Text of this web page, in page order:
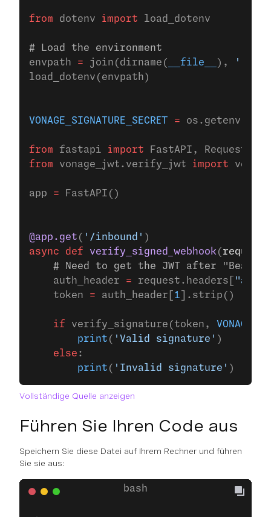
from dotenv import load_dotenv
# Load the environment
envpath = join(dirname( __file__ ),
'../
load_dotenv(envpath)
VONAGE_SIGNATURE_SECRET = os.getenv(
from fastapi import FastAPI, Request
from vonage_jwt.verify_jwt import
app = FastAPI()
@app.get ( '/inbound' )
async def verify_signed_webhook ( request
# Need to get the JWT after "Bearer
    auth_header
= request.headers[
    token
= auth_header[ 1 ].strip()
    if
verify_signature(token,
        print
( 'Valid signature' )
    else
:
        print
( 'Invalid signature' )
Vollständige Quelle anzeigen
Führen Sie Ihren Code aus
Speichern Sie diese Datei auf Ihrem Rechner und führen
Sie sie aus: